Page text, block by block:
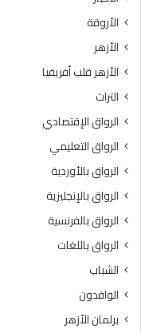
الأروقة
الأزهر
الأزهر قلب أفريقيا
التراث
الرواق الإقتصادي
الرواق التعليمي
الرواق بالأوردية
الرواق بالإنجليزية
الرواق بالفرنسية
الرواق باللغات
الشباب
الوافدون
برلمان الأزهر